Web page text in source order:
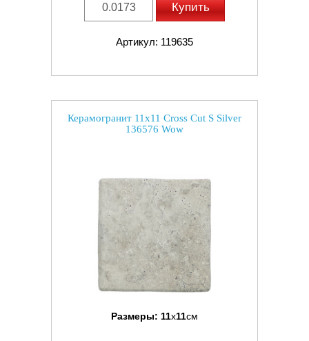
Купить
Артикул: 119635
Керамогранит 11x11 Cross Cut S Silver
136576 Wow
Размеры: 11x11см